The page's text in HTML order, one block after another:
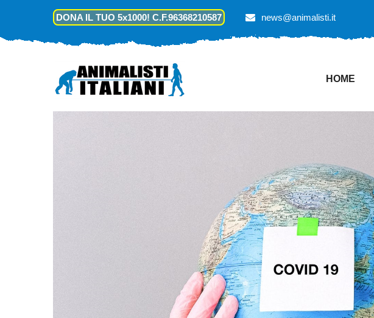
DONA IL TUO 5x1000! C.F.96368210587 news@animalisti.it
HOME